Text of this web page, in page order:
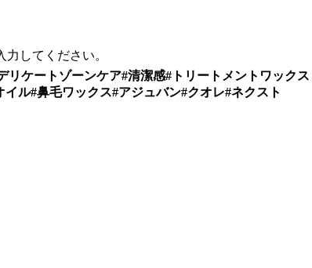
してください。
ケートゾーンケア#清潔感#トリートメントワックス
ル#鼻毛ワックス#アジュバン#クオレ#ネクスト